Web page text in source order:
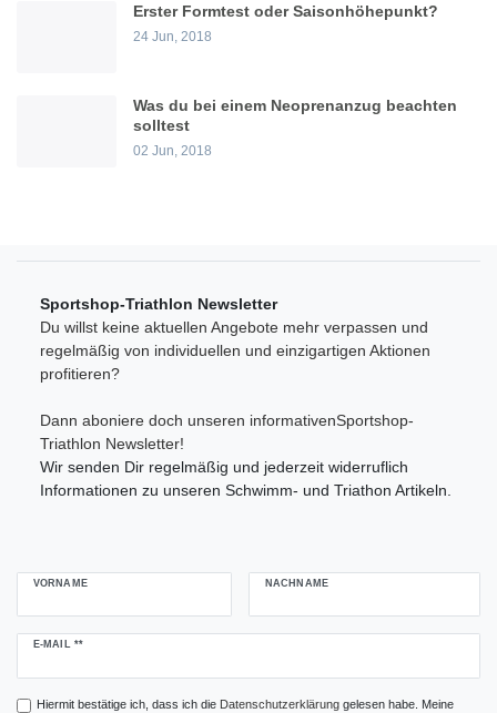
Erster Formtest oder Saisonhöhepunkt?
24 Jun, 2018
Was du bei einem Neoprenanzug beachten
solltest
02 Jun, 2018
Sportshop-Triathlon Newsletter
Du willst keine aktuellen Angebote mehr verpassen und
regelmäßig von individuellen und einzigartigen Aktionen
profitieren?
Dann aboniere doch unseren informativenSportshop-
Triathlon Newsletter!
Wir senden Dir regelmäßig und jederzeit widerruflich
Informationen zu unseren Schwimm- und Triathon Artikeln.
VORNAME NACHNAME
E-MAIL **
Newsletter
Hiermit bestätige ich, dass ich die Daten­schutz­erklärunggelesen habe. Meine